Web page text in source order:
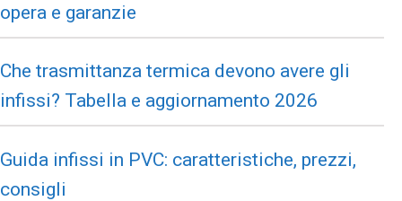
opera e garanzie
Che trasmittanza termica devono avere gli
infissi? Tabella e aggiornamento 2026
Guida infissi in PVC: caratteristiche, prezzi,
consigli